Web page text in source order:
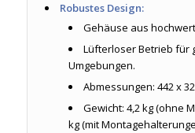
Robustes Design:
Gehäuse aus
Lüfterloser Betrieb für
Umgebungen.
Abmessungen: 442 x
Gewicht: 4,2 kg (ohne
kg (mit